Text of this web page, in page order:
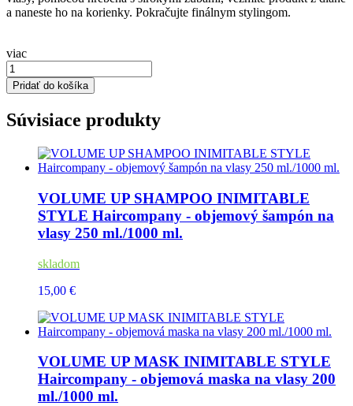
a naneste ho na korienky. Pokračujte finálnym stylingom.
viac
Pridať do košíka
Súvisiace produkty
VOLUME UP SHAMPOO INIMITABLE
STYLE Haircompany - objemový šampón na
vlasy 250 ml./1000 ml.
skladom
15,00 €
VOLUME UP MASK INIMITABLE STYLE
Haircompany - objemová maska na vlasy 200
ml./1000 ml.